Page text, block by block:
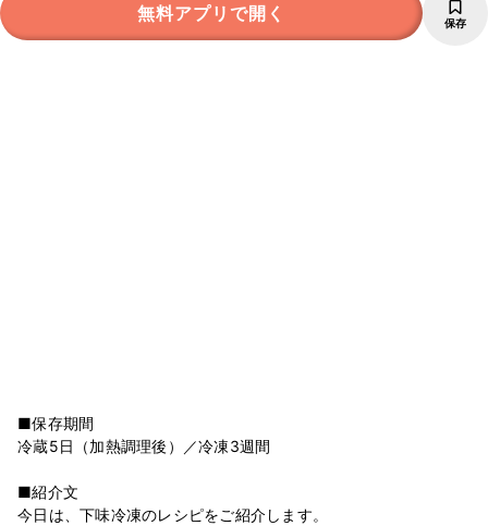
無料アプリで開く 保存
■保存期間
冷蔵5日（加熱調理後）／冷凍3週間
■紹介文
今日は、下味冷凍のレシピをご紹介します。